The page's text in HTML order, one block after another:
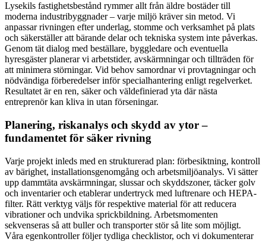
Lysekils fastighetsbestånd rymmer allt från äldre bostäder till
moderna industribyggnader – varje miljö kräver sin metod. Vi
anpassar rivningen efter underlag, stomme och verksamhet på plats
och säkerställer att bärande delar och tekniska system inte påverkas.
Genom tät dialog med beställare, byggledare och eventuella
hyresgäster planerar vi arbetstider, avskärmningar och tillträden för
att minimera störningar. Vid behov samordnar vi provtagningar och
nödvändiga förberedelser inför specialhantering enligt regelverket.
Resultatet är en ren, säker och väldefinierad yta där nästa
entreprenör kan kliva in utan förseningar.
Planering, riskanalys och skydd av ytor –
fundamentet för säker rivning
Varje projekt inleds med en strukturerad plan: förbesiktning, kontroll
av bärighet, installationsgenomgång och arbetsmiljöanalys. Vi sätter
upp dammtäta avskärmningar, slussar och skyddszoner, täcker golv
och inventarier och etablerar undertryck med luftrenare och HEPA-
filter. Rätt verktyg väljs för respektive material för att reducera
vibrationer och undvika sprickbildning. Arbetsmomenten
sekvenseras så att buller och transporter stör så lite som möjligt.
Våra egenkontroller följer tydliga checklistor, och vi dokumenterar